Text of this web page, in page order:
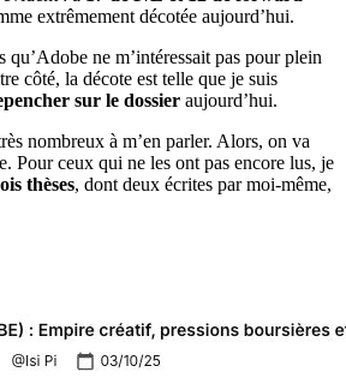
extrêmement décotée aujourd’hui.
qu’Adobe ne m’intéressait pas pour plein
côté, la décote est telle que je suis
sur le dossier aujourd’hui.
nombreux à m’en parler. Alors, on va
Pour ceux qui ne les ont pas encore lus, je
thèses, dont deux écrites par moi-même,